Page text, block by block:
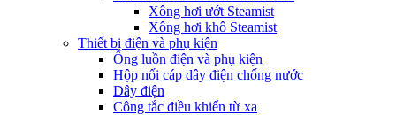
Xông hơi ướt Steamist
Xông hơi khô Steamist
Thiết bị điện và phụ kiện
Ống luồn điện và phụ kiện
Hộp nối cáp dây điện chống nước
Dây điện
Công tắc điều khiển từ xa